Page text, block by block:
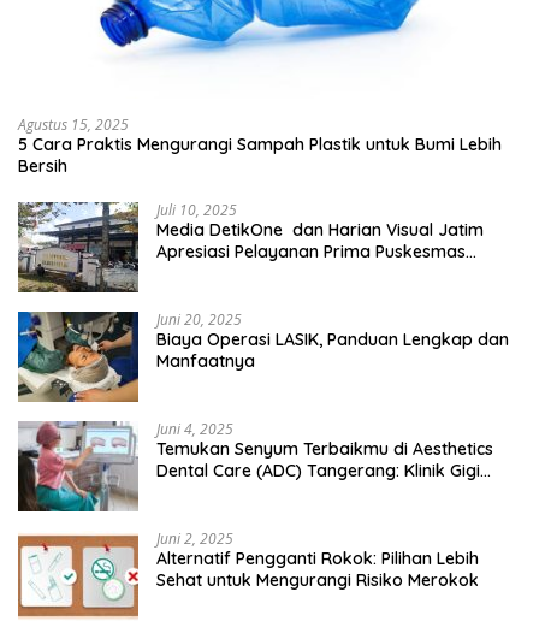
Agustus 15, 2025
5 Cara Praktis Mengurangi Sampah Plastik untuk Bumi Lebih
Bersih
Juli 10, 2025
Media DetikOne dan Harian Visual Jatim
Apresiasi Pelayanan Prima Puskesmas
Juni 20, 2025
Biaya Operasi LASIK, Panduan Lengkap dan
Manfaatnya
Juni 4, 2025
Temukan Senyum Terbaikmu di Aesthetics
Dental Care (ADC) Tangerang: Klinik Gigi
Juni 2, 2025
Alternatif Pengganti Rokok: Pilihan Lebih
Sehat untuk Mengurangi Risiko Merokok